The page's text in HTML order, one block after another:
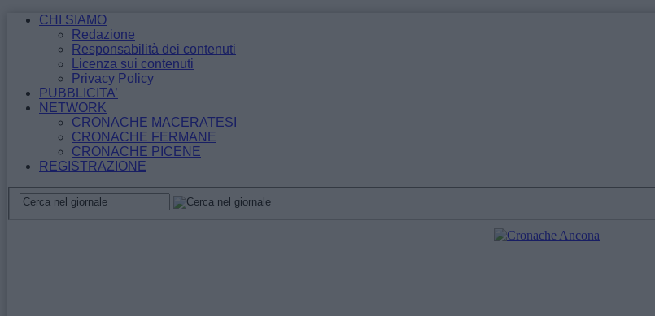
CHI SIAMO
Redazione
Responsabilità dei contenuti
Licenza sui contenuti
Privacy Policy
PUBBLICITA’
NETWORK
CRONACHE MACERATESI
CRONACHE FERMANE
CRONACHE PICENE
REGISTRAZIONE